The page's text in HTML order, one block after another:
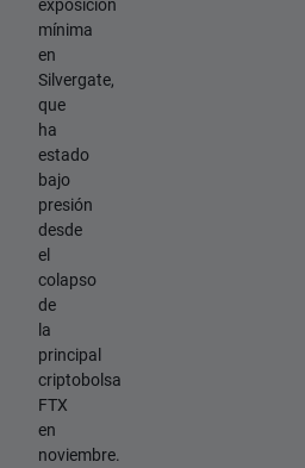
mínima
en
Silvergate,
que
ha
estado
bajo
presión
desde
el
colapso
de
la
principal
criptobolsa
FTX
en
noviembre.